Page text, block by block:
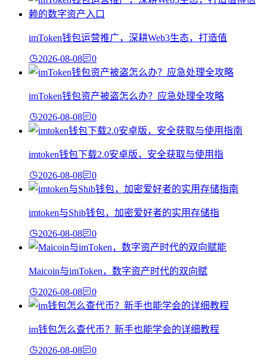
imToken钱包运营推广，深耕Web3生态，打造值
2026-08-08 0
imToken钱包资产被盗怎么办？应急处理全攻略
2026-08-08 0
imtoken钱包下载2.0安卓版，安全获取与使用指
2026-08-08 0
imtoken与Shib钱包，加密爱好者的实用存储指
2026-08-08 0
Maicoin与imToken，数字资产时代的双向赋
2026-08-08 0
im钱包怎么查代币？新手也能学会的详细教程
2026-08-08 0